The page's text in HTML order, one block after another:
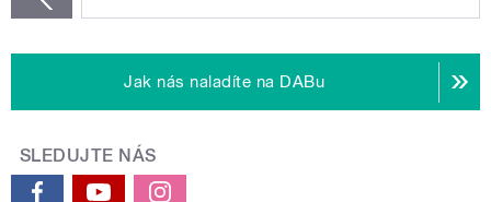
Jak nás naladíte na DABu
SLEDUJTE NÁS